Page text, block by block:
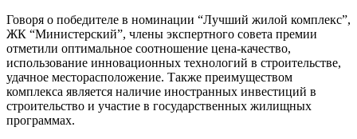
Говоря о победителе в номинации “Лучший жилой комплекс”,
ЖК “Министерский”, члены экспертного совета премии
отметили оптимальное соотношение цена-качество,
использование инновационных технологий в строительстве,
удачное месторасположение. Также преимуществом
комплекса является наличие иностранных инвестиций в
строительство и участие в государственных жилищных
программах.